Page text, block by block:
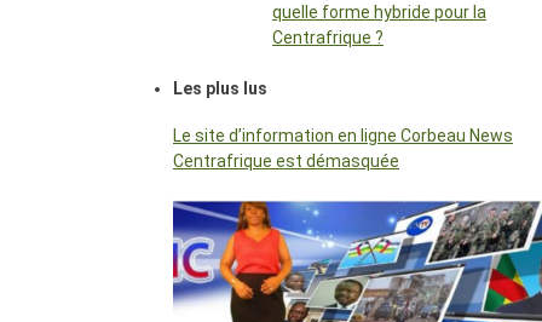
quelle forme hybride pour la
Centrafrique ?
Les plus lus
Le site d’information en ligne Corbeau News
Centrafrique est démasquée